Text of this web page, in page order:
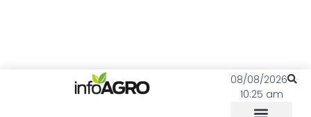
08/08/2026
10:25 am